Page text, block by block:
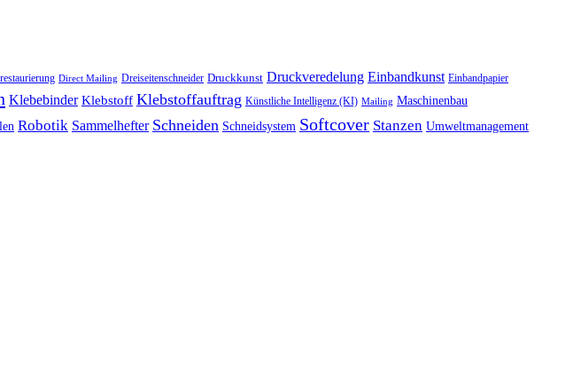
Direct Mailing Dreiseitenschneider Druckkunst Druckveredelung Einbandkunst Einbandpapier
Klebebinder Klebstoff Klebstoffauftrag Künstliche Intelligenz (KI) Mailing Maschinenbau
Robotik Sammelhefter Schneiden Schneidsystem Softcover Stanzen Umweltmanagement